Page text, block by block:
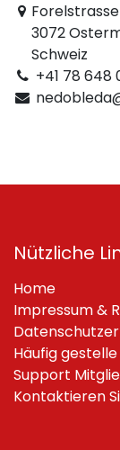
3072
Schweiz
+41 78 648
Nützliche
Home
Impressum &
Häufig
Support
Kontaktieren